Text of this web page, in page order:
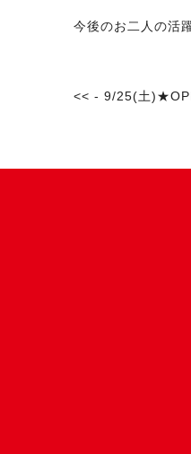
今後のお二人の活
<< - 9/25(土